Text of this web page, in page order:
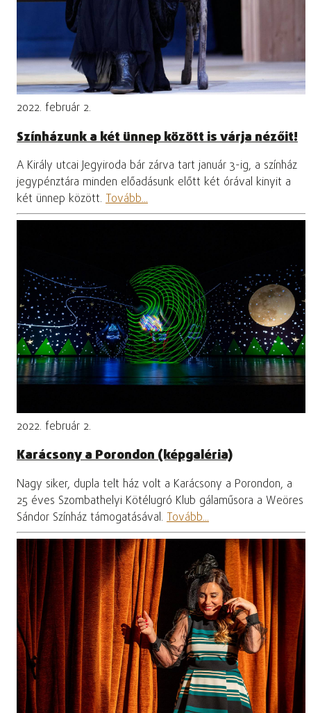
2022. február 2.
Színházunk a két ünnep között is várja nézőit!
A Király utcai Jegyiroda bár zárva tart január 3-ig, a színház
jegypénztára minden előadásunk előtt két órával kinyit a
két ünnep között. Tovább...
2022. február 2.
Karácsony a Porondon (képgaléria)
Nagy siker, dupla telt ház volt a Karácsony a Porondon, a
25 éves Szombathelyi Kötélugró Klub gálaműsora a Weöres
Sándor Színház támogatásával. Tovább...